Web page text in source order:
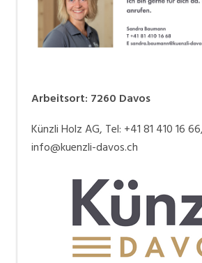
Arbeitsort: 7260 Davos
Künzli Holz AG, Tel: +41 81 410 16
info@kuenzli-davos.ch